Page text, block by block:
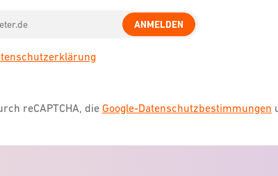
ANMELDEN
reCAPTCHA, die Google-Datenschutzbestimmungen